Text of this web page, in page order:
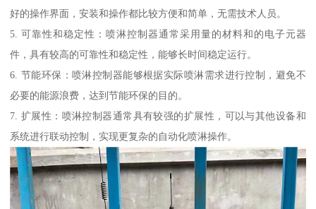
好的操作界面，安装和操作都比较方便和简单，无需技术人员。
5. 可靠性和稳定性：喷淋控制器通常采用量的材料和的电子元器
件，具有较高的可靠性和稳定性，能够长时间稳定运行。
6. 节能环保：喷淋控制器能够根据实际喷淋需求进行控制，避免不
必要的能源浪费，达到节能环保的目的。
7. 扩展性：喷淋控制器通常具有较强的扩展性，可以与其他设备和
系统进行联动控制，实现更复杂的自动化喷淋操作。